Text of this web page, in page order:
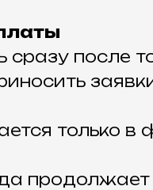
после
только в
продолжает